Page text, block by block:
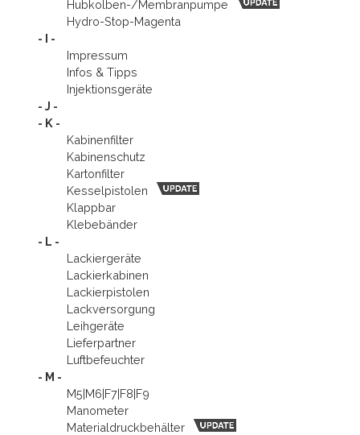
Hubkolben-­/Membran­pumpe
Hydro-Stop-Magenta
- I -
Impressum
Infos & Tipps
Injektionsgeräte
- J -
- K -
Kabinenfilter
Kabinenschutz
Kartonfilter
Kesselpistolen
Klappbar
Klebebänder
- L -
Lackiergeräte
Lackierkabinen
Lackierpistolen
Lackversorgung
Leihgeräte
Lieferpartner
Luftbefeuchter
- M -
M5|M6|F7|F8|F9
Manometer
Material­druckbehälter